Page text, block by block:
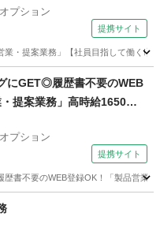
プション
提携サイト
業・提案業務」【社員目指して働く!
にGET◎履歴書不要のWEB
提案業務」高時給1650
区周辺！20代～40代のスタ
プション
提携サイト
歴書不要のWEB登録OK！「製品営